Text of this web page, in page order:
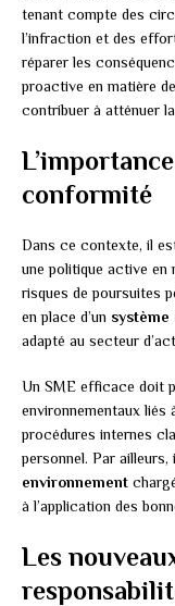
tenant compte des
l’infraction et des
réparer les
proactive en matière
contribuer à atténuer
conformité
Dans ce contexte, il
une politique active en
risques de poursuites
en place d’un système
adapté au secteur
Un SME efficace doit
environnementaux liés
procédures internes
personnel. Par
environnement
à l’application des
Les